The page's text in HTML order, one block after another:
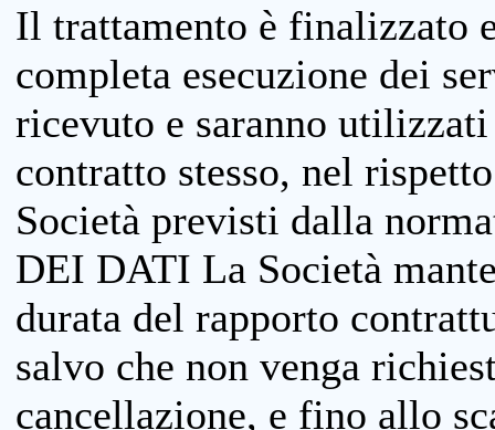
Il trattamento è finalizzato
completa esecuzione dei
ricevuto e saranno
contratto stesso, nel
Società previsti dalla
DEI DATI La Società
durata del rapporto
salvo che non venga
cancellazione, e fino allo